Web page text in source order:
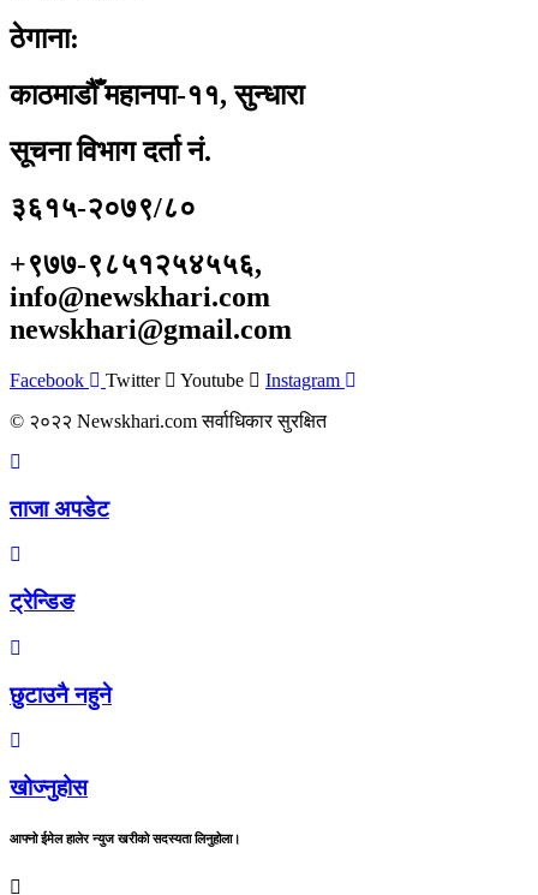
ठेगाना:
काठमाडौँ महानपा-११, सुन्धारा
सूचना विभाग दर्ता नं.
३६१५-२०७९/८०
+९७७-९८५१२५४५५६,
info@newskhari.com
newskhari@gmail.com
Facebook Twitter Youtube
Instagram
© २०२२ Newskhari.com सर्वाधिकार सुरक्षित
ताजा अपडेट
ट्रेन्डिङ
छुटाउनै नहुने
खोज्नुहोस
आफ्नो ईमेल हालेर न्युज खरीको सदस्यता लिनुहोला।